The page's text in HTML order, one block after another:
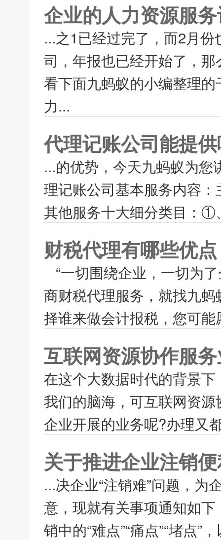
企业的人力资源服
...之1已经过完了，而2月
司，年报也已经开始了，
看下面九蚂蚁的小编整理
力...
代理记账公司能提
...的优势，今天九蚂蚁为
理记账公司基本服务内容
其他服务十大细分类目：①
财税代理有哪些优点
“一切围绕企业，一切为
商财税代理服务，就找九
择谁来做会计报税，您可
互联网资源协作服
在这个大数据时代的背景
我们的脑海，可互联网资
企业开展的业务呢?办理又
关于推进企业注销
...决企业“注销难”问题，
意，现就有关事项通知如
销中的“难点”“痛点”“堵点